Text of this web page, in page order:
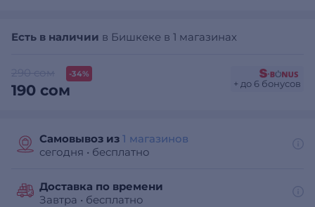
Есть в наличии в Бишкеке в 1 магазинах
-34%
190 сом + до 6 бонусов
Самовывоз из 1 магазинов
сегодня • бесплатно
Доставка по времени
Завтра • бесплатно